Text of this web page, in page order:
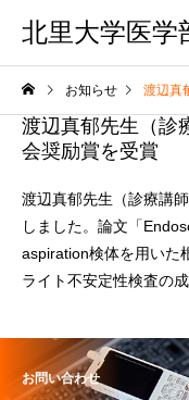
北里大学医学
お知らせ 渡辺真郁
渡辺真郁先生（診
会奨励賞を受賞
渡辺真郁先生（診療講
しました。論文「
aspiration検体を用いた
ライト不安定性検査の
お問い合わせ